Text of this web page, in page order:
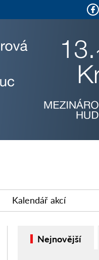
Kalendář akcí
Nejnovější